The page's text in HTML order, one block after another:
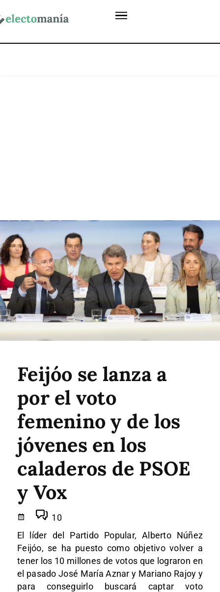
Feijóo se lanza a
por el voto
femenino y de los
jóvenes en los
caladeros de PSOE
y Vox
10
El líder del Partido Popular, Alberto Núñez
Feijóo, se ha puesto como objetivo volver a
tener los 10 millones de votos que lograron en
el pasado José María Aznar y Mariano Rajoy y
para conseguirlo buscará captar voto